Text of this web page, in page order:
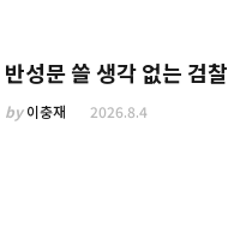
반성문 쓸 생각 없는 검찰
by이충재 2026.8.4